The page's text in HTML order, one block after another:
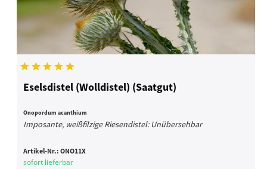
Eselsdistel (Wolldistel) (Saatgut)
Onopordum acanthium
Imposante, weißfilzige Riesendistel: Unübersehbar
Artikel-Nr.:ONO11X
sofort lieferbar